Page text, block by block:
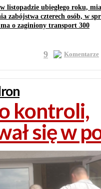
listopadzie ubiegłego roku,
zabójstwa czterech osób, w
o zaginiony transport 300
9 Komentarze
kontroli,
się w